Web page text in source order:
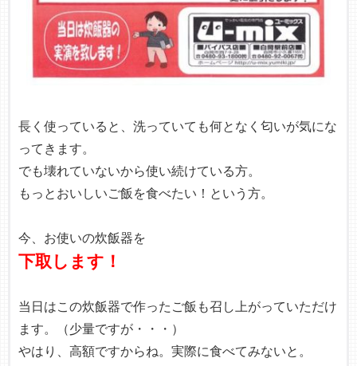
長く使っていると、洗っていても何となく匂いが気にな
ってきます。
でも壊れていないから使い続けている方。
もっとおいしいご飯を食べたい！という方。
今、お使いの炊飯器を
下取します！
当日はこの炊飯器で作ったご飯も召し上がっていただけ
ます。（少量ですが・・・）
やはり、高額ですからね。実際に食べてみないと。